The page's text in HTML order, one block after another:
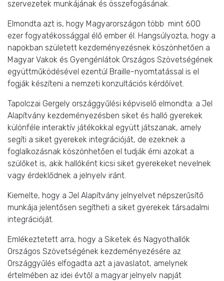
szervezetek munkájának és összefogásának.
Elmondta azt is, hogy Magyarországon több mint 600
ezer fogyatékossággal élő ember él. Hangsúlyozta, hogy a
napokban született kezdeményezésnek köszönhetően a
Magyar Vakok és Gyengénlátok Országos Szövetségének
együttműködésével ezentúl Braille-nyomtatással is el
fogják készíteni a nemzeti konzultációs kérdőívet.
Tapolczai Gergely országgyűlési képviselő elmondta: a Jel
Alapítvány kezdeményezésben siket és halló gyerekek
különféle interaktív játékokkal együtt játszanak, amely
segíti a siket gyerekek integrációját, de ezeknek a
foglalkozásnak köszönhetően el tudják érni azokat a
szülőket is, akik hallóként kicsi siket gyerekeket nevelnek
vagy érdeklődnek a jelnyelv iránt.
Kiemelte, hogy a Jel Alapítvány jelnyelvet népszerűsítő
munkája jelentősen segítheti a siket gyerekek társadalmi
integrációját.
Emlékeztetett arra, hogy a Siketek és Nagyothallók
Országos Szövetségének kezdeményezésére az
Országgyűlés elfogadta azt a javaslatot, amelynek
értelmében az idei évtől a magyar jelnyelv napját